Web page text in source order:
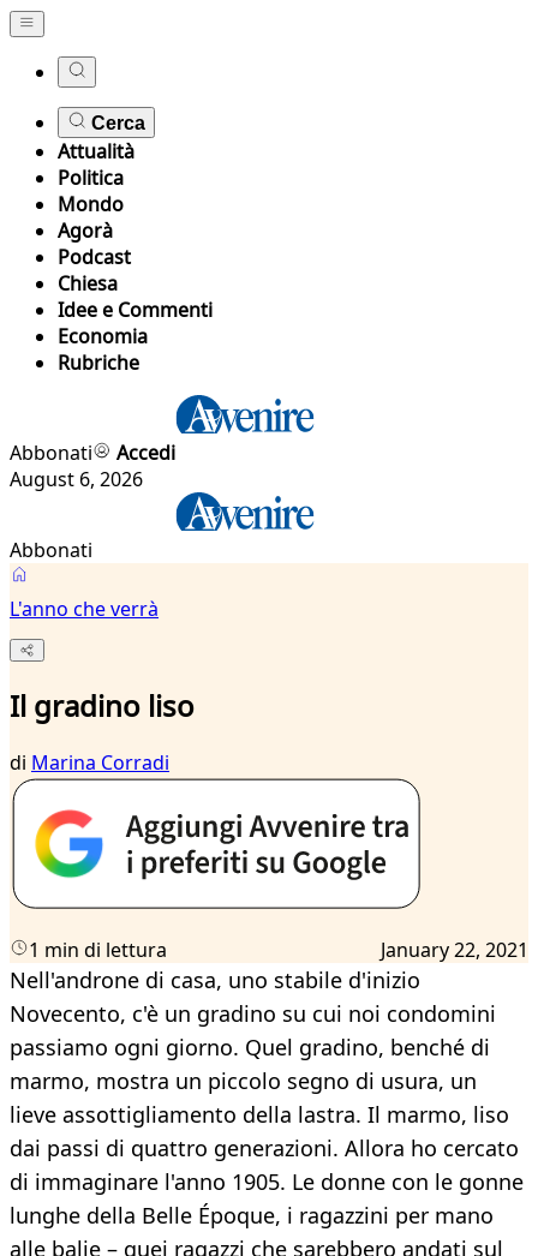
Cerca
Attualità
Politica
Mondo
Agorà
Podcast
Chiesa
Idee e Commenti
Economia
Rubriche
Abbonati
Accedi
August 6, 2026
Abbonati
L'anno che verrà
Il gradino liso
di Marina Corradi
1 min di lettura January 22, 2021
Nell'androne di casa, uno stabile d'inizio
Novecento, c'è un gradino su cui noi condomini
passiamo ogni giorno. Quel gradino, benché di
marmo, mostra un piccolo segno di usura, un
lieve assottigliamento della lastra. Il marmo, liso
dai passi di quattro generazioni. Allora ho cercato
di immaginare l'anno 1905. Le donne con le gonne
lunghe della Belle Époque, i ragazzini per mano
alle balie – quei ragazzi che sarebbero andati sul